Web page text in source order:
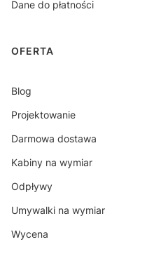
Dane do płatności
OFERTA
Blog
Projektowanie
Darmowa dostawa
Kabiny na wymiar
Odpływy
Umywalki na wymiar
Wycena